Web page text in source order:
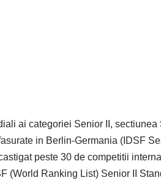
ai categoriei Senior II,
in Berlin-Germania (IDSF
peste 30 de competitii
(World Ranking List) Senior II